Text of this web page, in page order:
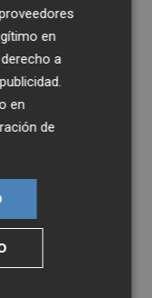
objetivo
como la
de
a
de
el
en el
equipo de
en
a
.
en
de